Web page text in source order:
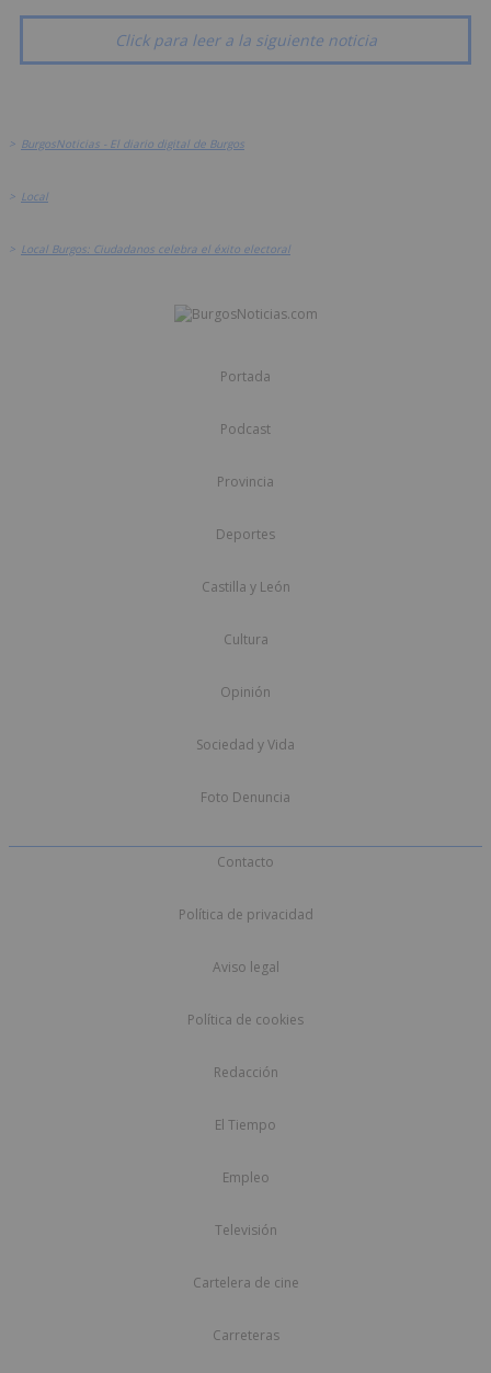
Click para leer a la siguiente noticia
> BurgosNoticias - El diario digital de Burgos
> Local
> Local Burgos: Ciudadanos celebra el éxito electoral
Portada
Podcast
Provincia
Deportes
Castilla y León
Cultura
Opinión
Sociedad y Vida
Foto Denuncia
Contacto
Política de privacidad
Aviso legal
Política de cookies
Redacción
El Tiempo
Empleo
Televisión
Cartelera de cine
Carreteras